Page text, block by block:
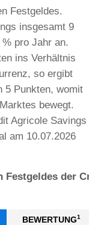
Festgeldes.
insgesamt 9
pro Jahr an.
ins Verhältnis
so ergibt
5 Punkten, womit
bewegt.
Agricole Savings
am 10.07.2026
der
BEWERTUNG1